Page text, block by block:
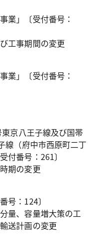
業」〔受付番号：
工事期間の変更
業」〔受付番号：
東京八王子線及び国帯
線（府中市西原町二丁
付番号：261〕
期の変更
号：124〕
量、容量増大策の工
送計画の変更